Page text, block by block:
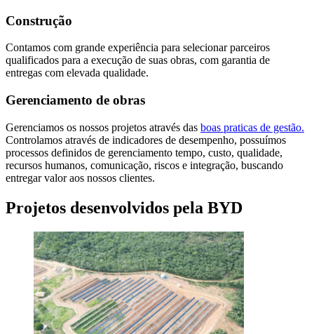
Construção
Contamos com grande experiência para selecionar parceiros
qualificados para a execução de suas obras, com garantia de
entregas com elevada qualidade.
Gerenciamento de obras
Gerenciamos os nossos projetos através das boas praticas de gestão.
Controlamos através de indicadores de desempenho, possuímos
processos definidos de gerenciamento tempo, custo, qualidade,
recursos humanos, comunicação, riscos e integração, buscando
entregar valor aos nossos clientes.
Projetos desenvolvidos pela BYD